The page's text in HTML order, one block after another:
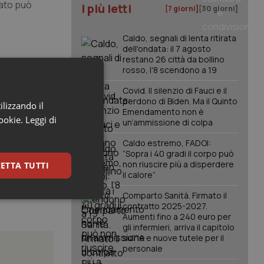
può
I più letti [7 giorni] [30 giorni]
Caldo, segnali di lenta ritirata
dell'ondata: il 7 agosto
restano 26 città da bollino
rosso, l'8 scendono a 19
Covid. Il silenzio di Fauci e il
perdono di Biden. Ma il Quinto
Emendamento non è
un’ammissione di colpa
Caldo estremo, FADOI:
“Sopra i 40 gradi il corpo può
non riuscire più a disperdere
il calore”
Comparto Sanità. Firmato il
contratto 2025-2027.
Aumenti fino a 240 euro per
gli infermieri, arriva il capitolo
sull'IA e nuove tutele per il
personale
il
Leggi di
TUTTI